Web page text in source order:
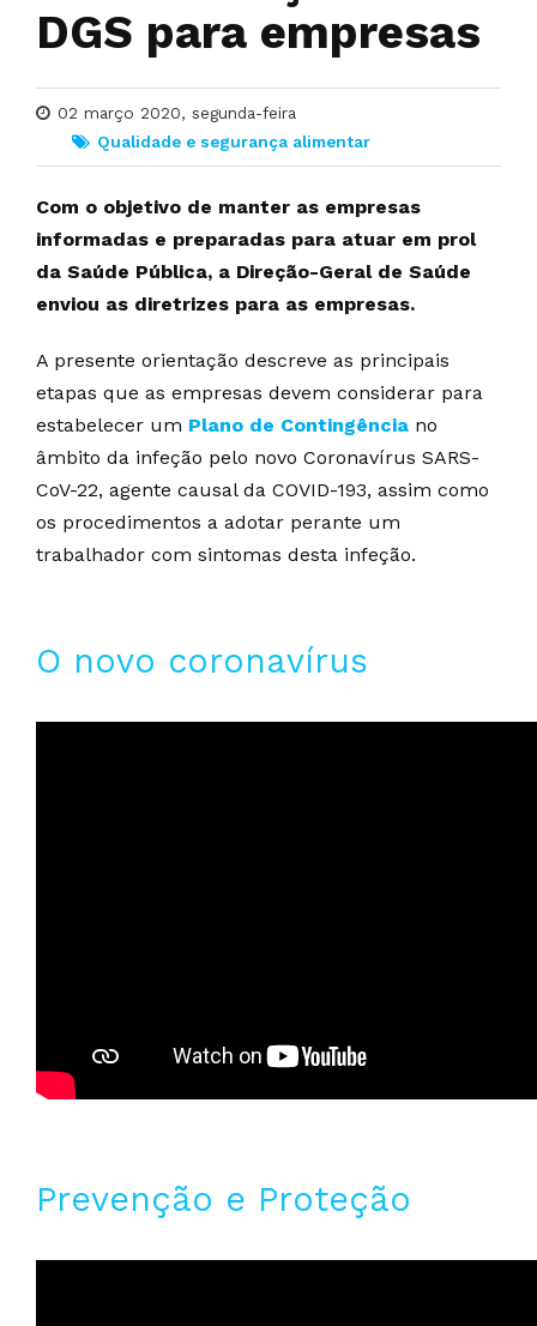
DGS para empresas
02 março 2020, segunda-feira
Qualidade e segurança alimentar
Com o objetivo de manter as empresas
informadas e preparadas para atuar em prol
da Saúde Pública, a Direção-Geral de Saúde
enviou as diretrizes para as empresas.
A presente orientação descreve as principais
etapas que as empresas devem considerar para
estabelecer um Plano de Contingência no
âmbito da infeção pelo novo Coronavírus SARS-
CoV-22, agente causal da COVID-193, assim como
os procedimentos a adotar perante um
trabalhador com sintomas desta infeção.
O novo coronavírus
Prevenção e Proteção